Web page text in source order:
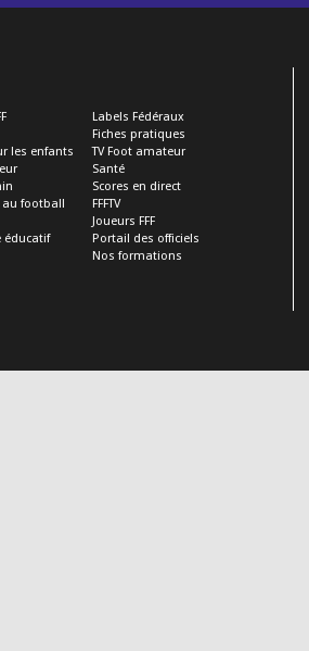
les enfants
au football
éducatif
Labels Fédéraux
Fiches pratiques
TV Foot amateur
Santé
Scores en direct
FFFTV
Joueurs FFF
Portail des officiels
Nos formations